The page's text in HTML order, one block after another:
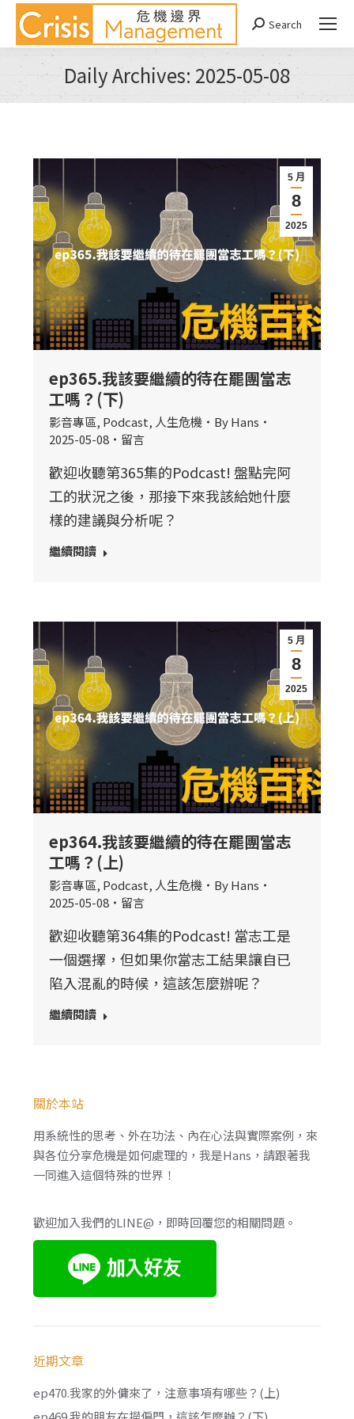
Search:
Search
Daily Archives: 2025-05-08
You are here:
5 月
8
2025
ep365.我該要繼續的待在罷團當志
工嗎？(下)
影音專區, Podcast, 人生危機 ByHans
2025-05-08
留言
歡迎收聽第365集的Podcast! 盤點完阿
工的狀況之後，那接下來我該給她什麼
樣的建議與分析呢？
繼續閱讀
5 月
8
2025
ep364.我該要繼續的待在罷團當志
工嗎？(上)
影音專區, Podcast, 人生危機 ByHans
2025-05-08
留言
歡迎收聽第364集的Podcast! 當志工是
一個選擇，但如果你當志工結果讓自已
陷入混亂的時候，這該怎麼辦呢？
繼續閱讀
關於本站
用系統性的思考、外在功法、內在心法與實際案例，來
與各位分享危機是如何處理的，我是Hans，請跟著我
一同進入這個特殊的世界！
歡迎加入我們的LINE@，即時回覆您的相關問題。
近期文章
ep470.我家的外傭來了，注意事項有哪些？(上)